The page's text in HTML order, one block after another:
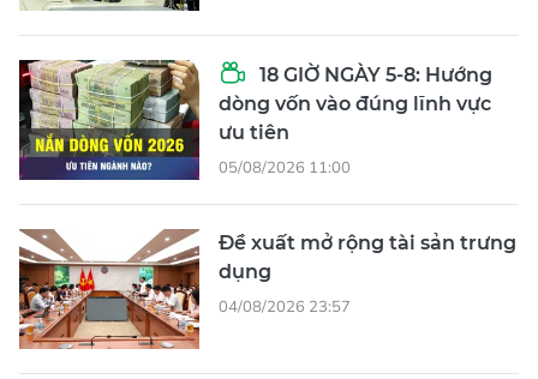
18 GIỜ NGÀY 5-8: Hướng
dòng vốn vào đúng lĩnh vực
ưu tiên
05/08/2026 11:00
Đề xuất mở rộng tài sản trưng
dụng
04/08/2026 23:57